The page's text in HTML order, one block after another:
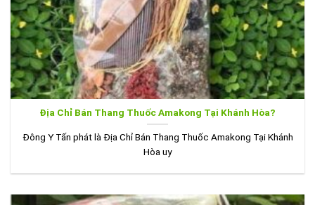
Địa Chỉ Bán Thang Thuốc Amakong Tại Khánh Hòa?
Đông Y Tấn phát là Địa Chỉ Bán Thang Thuốc Amakong Tại Khánh
Hòa uy